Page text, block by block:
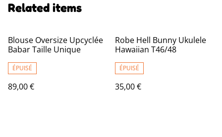
Related items
Blouse Oversize Upcyclée
Babar Taille Unique
ÉPUISÉ
89,00 €
Robe Hell Bunny Ukulele
Hawaiian T46/48
ÉPUISÉ
35,00 €